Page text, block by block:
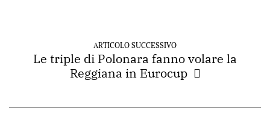
ARTICOLO SUCCESSIVO
Le triple di Polonara fanno volare la
Reggiana in Eurocup